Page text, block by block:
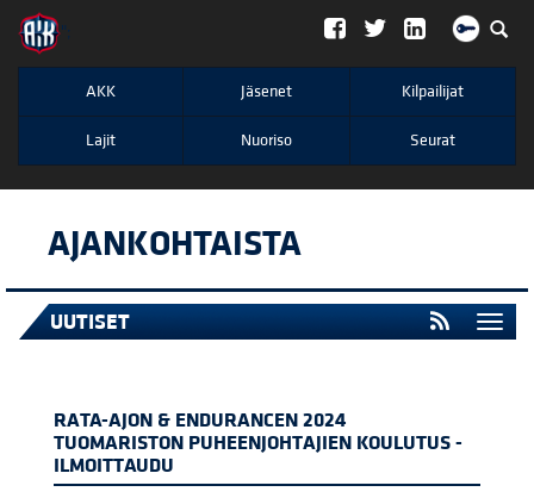
";
AKK Jäsenet Kilpailijat
Lajit Nuoriso Seurat
AJANKOHTAISTA
UUTISET
RATA-AJON & ENDURANCEN 2024
TUOMARISTON PUHEENJOHTAJIEN KOULUTUS -
ILMOITTAUDU